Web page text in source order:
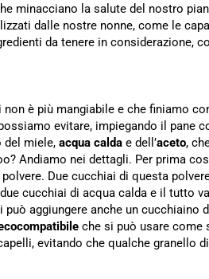
minacciano la salute del nostro
dalle nostre nonne, come le
da tenere in considerazione,
è più mangiabile e che finiamo
evitare, impiegando il pane
del miele, acqua calda e dell’aceto,
Andiamo nei dettagli. Per prima
Due cucchiai di questa
cucchiai di acqua calda e il tutto
aggiungere anche un cucchiaino
che si può usare come
evitando che qualche granello